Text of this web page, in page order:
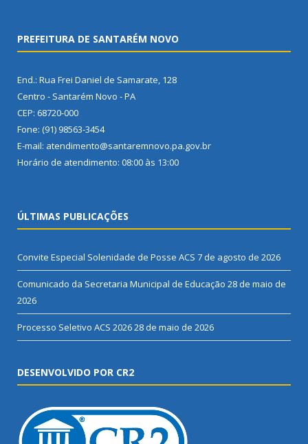
PREFEITURA DE SANTARÉM NOVO
End.: Rua Frei Daniel de Samarate, 128
Centro - Santarém Novo - PA
CEP: 68720-000
Fone: (91) 98563-3454
E-mail: atendimento@santaremnovo.pa.gov.br
Horário de atendimento: 08:00 às 13:00
ÚLTIMAS PUBLICAÇÕES
Convite Especial Solenidade de Posse ACS 7 de agosto de 2026
Comunicado da Secretaria Municipal de Educação 28 de maio de
2026
Processo Seletivo ACS 202628 de maio de 2026
DESENVOLVIDO POR CR2